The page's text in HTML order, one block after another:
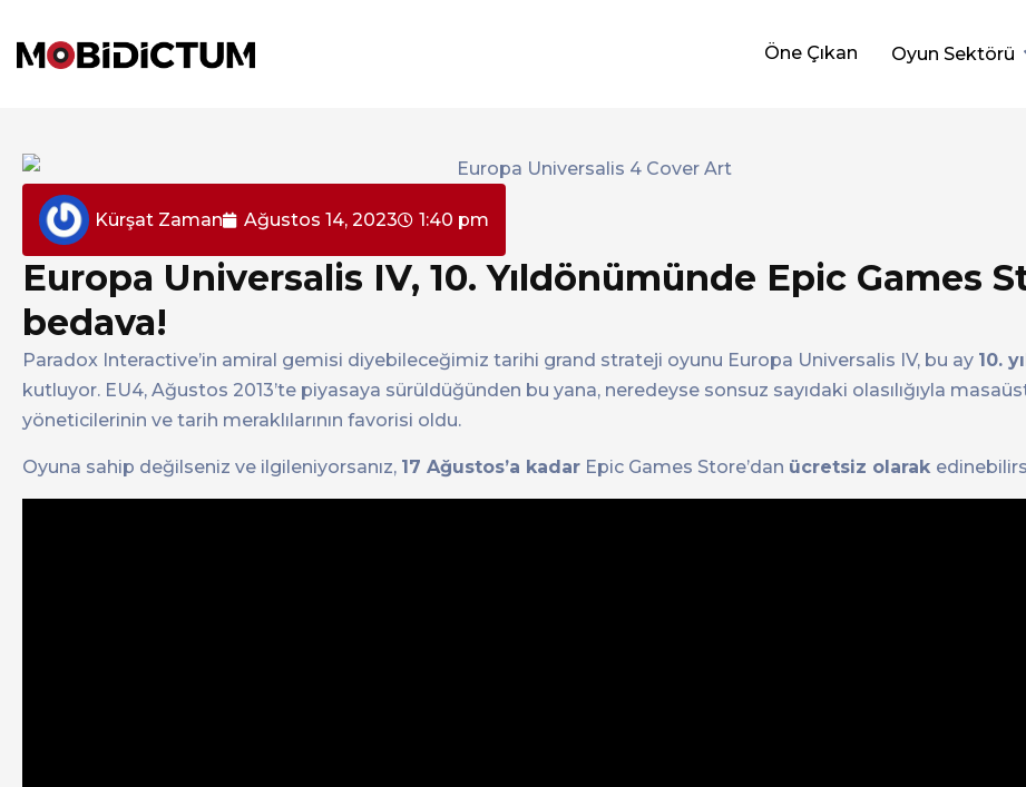
Öne Çıkan Oyun Sektörü
Kürşat Zaman Ağustos 14, 2023 1:40 pm
Europa Universalis IV, 10. Yıldönümünde Epic Games
bedava!
Paradox Interactive’in amiral gemisi diyebileceğimiz tarihi grand strateji oyunu Europa Universalis IV, bu ay 10.
kutluyor. EU4, Ağustos 2013’te piyasaya sürüldüğünden bu yana, neredeyse sonsuz sayıdaki olasılığıyla
yöneticilerinin ve tarih meraklılarının favorisi oldu.
Oyuna sahip değilseniz ve ilgileniyorsanız, 17 Ağustos’a kadar Epic Games Store’dan ücretsiz olarak